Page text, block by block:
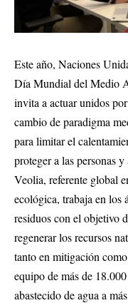
Este año, Naciones
Día Mundial del Medio
invita a actuar unidos
cambio de paradigma
para limitar el
proteger a las personas
Veolia, referente global
ecológica, trabaja en los
residuos con el objetivo
regenerar los recursos
tanto en mitigación
equipo de más de
abastecido de agua a